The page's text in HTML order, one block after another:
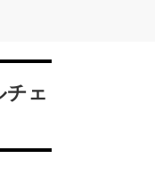
チェ